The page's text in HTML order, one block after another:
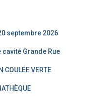
septembre 2026
Grande Rue
COULÉE VERTE